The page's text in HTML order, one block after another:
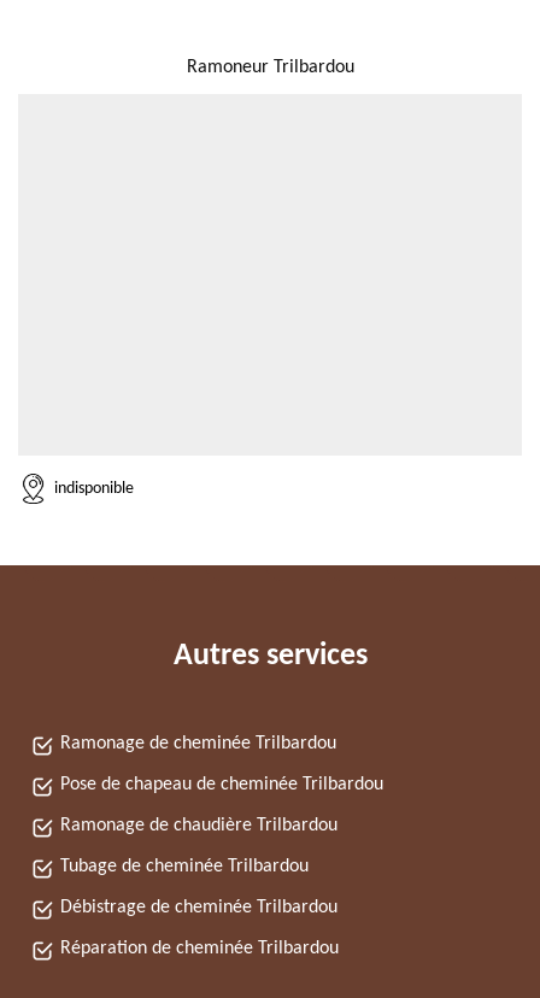
Ramoneur Trilbardou
indisponible
Autres services
Ramonage de cheminée Trilbardou
Pose de chapeau de cheminée Trilbardou
Ramonage de chaudière Trilbardou
Tubage de cheminée Trilbardou
Débistrage de cheminée Trilbardou
Réparation de cheminée Trilbardou